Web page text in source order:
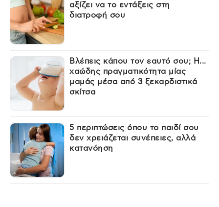
αξίζει να το εντάξεις στη
διατροφή σου
Βλέπεις κάπου τον εαυτό σου; Η...
χαώδης πραγματικότητα μίας
μαμάς μέσα από 3 ξεκαρδιστικά
σκίτσα
5 περιπτώσεις όπου το παιδί σου
δεν χρειάζεται συνέπειες, αλλά
κατανόηση